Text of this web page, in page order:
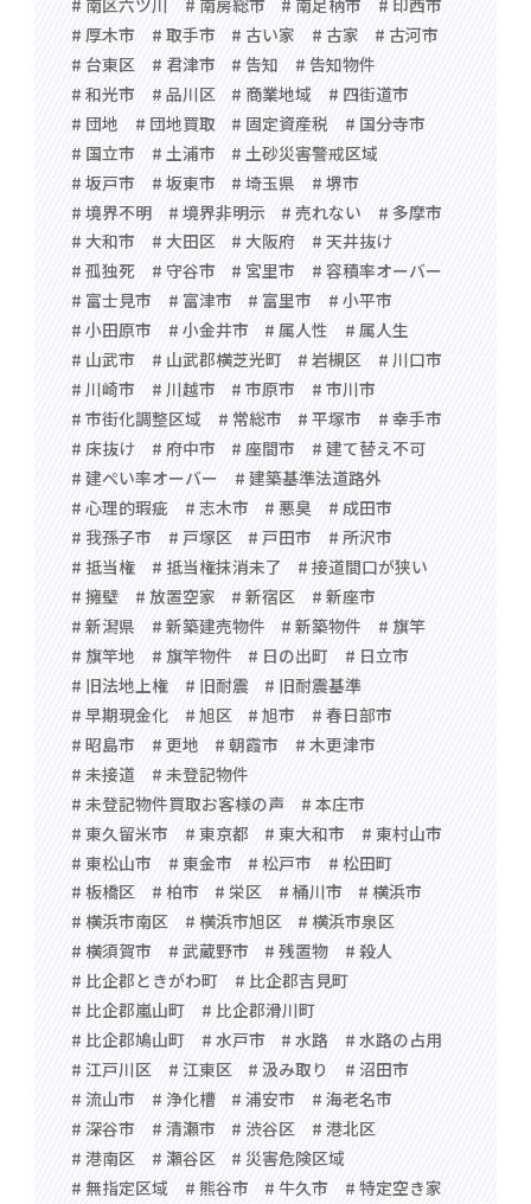
# 厚木市
# 取手市 # 古い家 # 古家
# 古河市
# 台東区
# 君津市 # 告知
# 告知物件
# 和光市
# 品川区 # 商業地域
# 四街道市
# 団地
# 団地買取 # 固定資産税
# 国分寺市
# 国立市
# 土浦市
# 土砂災害警戒区域
# 坂戸市
# 坂東市 # 埼玉県
# 堺市
# 境界不明
# 境界非明示 # 売れない
# 多摩市
# 大和市
# 大田区 # 大阪府
# 天井抜け
# 孤独死
# 守谷市 # 宮里市
# 容積率オーバー
# 富士見市
# 富津市 # 富里市
# 小平市
# 小田原市
# 小金井市 # 属人性
# 属人生
# 山武市
# 山武郡横芝光町 # 岩槻区
# 川口市
# 川崎市
# 川越市 # 市原市
# 市川市
# 市街化調整区域
# 常総市 # 平塚市
# 幸手市
# 床抜け
# 府中市 # 座間市
# 建て替え不可
# 建ぺい率オーバー
# 建築基準法道路外
# 心理的瑕疵
# 志木市 # 悪臭
# 成田市
# 我孫子市
# 戸塚区 # 戸田市
# 所沢市
# 抵当権
# 抵当権抹消未了
# 接道間口が狭い
# 擁壁
# 放置空家 # 新宿区
# 新座市
# 新潟県
# 新築建売物件 # 新築物件
# 旗竿
# 旗竿地
# 旗竿物件 # 日の出町
# 日立市
# 旧法地上権
# 旧耐震
# 旧耐震基準
# 早期現金化
# 旭区 # 旭市
# 春日部市
# 昭島市
# 更地 # 朝霞市
# 木更津市
# 未接道
# 未登記物件
# 未登記物件買取お客様の声
# 本庄市
# 東久留米市
# 東京都 # 東大和市
# 東村山市
# 東松山市
# 東金市 # 松戸市
# 松田町
# 板橋区
# 柏市 # 栄区 # 桶川市
# 横浜市
# 横浜市南区
# 横浜市旭区
# 横浜市泉区
# 横須賀市
# 武蔵野市 # 残置物
# 殺人
# 比企郡ときがわ町
# 比企郡吉見町
# 比企郡嵐山町
# 比企郡滑川町
# 比企郡鳩山町
# 水戸市 # 水路
# 水路の占用
# 江戸川区
# 江東区 # 汲み取り
# 沼田市
# 流山市
# 浄化槽 # 浦安市
# 海老名市
# 深谷市
# 清瀬市 # 渋谷区
# 港北区
# 港南区
# 瀬谷区
# 災害危険区域
# 無指定区域
# 熊谷市 # 牛久市
# 特定空き家